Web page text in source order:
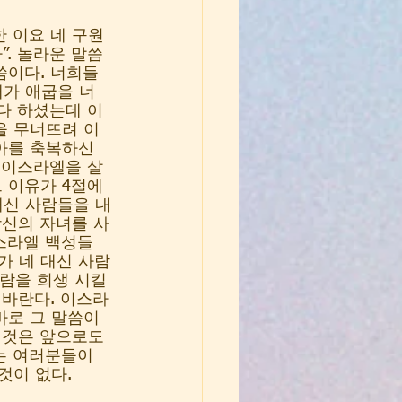
이요 네 구원
놀라운 말씀
이다. 너희들
애굽을 너
하셨는데 이
무너뜨려 이
를 축복하신
스라엘을 살
이유가 4절에
사람들을 내
의 자녀를 사
라엘 백성들
네 대신 사람
을 희생 시킬
란다. 이스라
그 말씀이
은 앞으로도
여러분들이
이 없다.